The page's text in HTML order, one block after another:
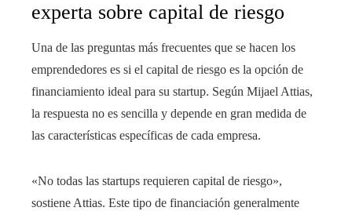
experta sobre capital de riesgo
Una de las preguntas más frecuentes que se hacen los
emprendedores es si el capital de riesgo es la opción de
financiamiento ideal para su startup. Según Mijael Attias,
la respuesta no es sencilla y depende en gran medida de
las características específicas de cada empresa.
«No todas las startups requieren capital de riesgo»,
sostiene Attias. Este tipo de financiación generalmente